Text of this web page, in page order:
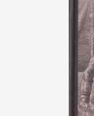
Зарубежные
Зарубежные
любовные